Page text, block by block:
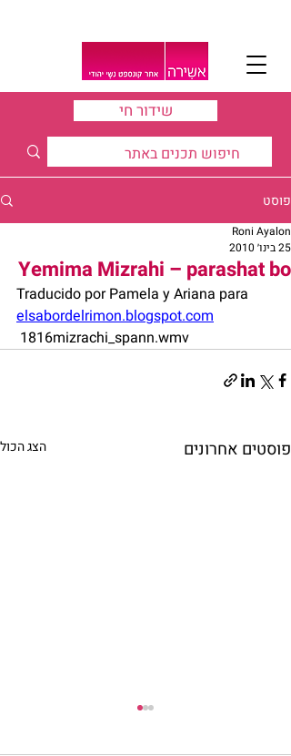
שידור חי
פוסט
Yemima Mizrahi – parashat bo
Roni Ayalon
25 בינו׳ 2010
Traducido por Pamela y Ariana para
elsabordelrimon.blogspot.com
1816mizrachi_spann.wmv
פוסטים אחרונים הצג הכול